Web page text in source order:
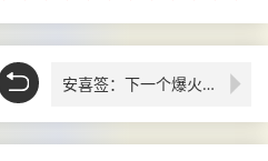
安喜签：下一个爆火的独居经济APP，免费邀你入股一起分钱